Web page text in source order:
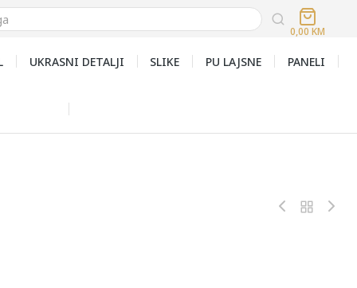
0,00 KM
UKRASNI DETALJI SLIKE PU LAJSNE PANELI